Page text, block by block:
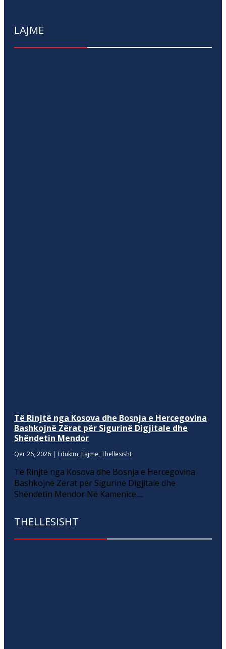
LAJME
Të Rinjtë nga Kosova dhe Bosnja e Hercegovina
Bashkojnë Zërat për Sigurinë Digjitale dhe
Shëndetin Mendor
Qer 26, 2026 | Edukim, Lajme, Thellesisht
Të Rinjtë nga Kosova dhe Bosnja e Hercegovina
Bashkojnë Zërat për Sigurinë Digjitale dhe
Shëndetin Mendor Në Kamenicë,...
THELLESISHT